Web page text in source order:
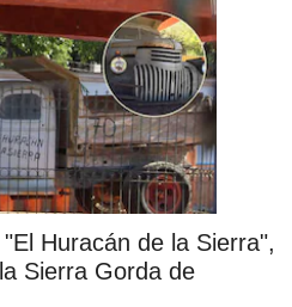
Huracán de la Sierra",
Sierra Gorda de